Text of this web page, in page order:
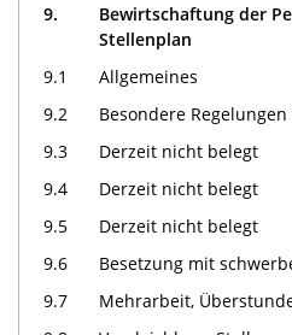
9.
Bewirtschaftung der
Stellenplan
9.1
Allgemeines
9.2
Besondere
9.3
Derzeit nicht belegt
9.4
Derzeit nicht belegt
9.5
Derzeit nicht belegt
9.6
Besetzung mit
9.7
Mehrarbeit,